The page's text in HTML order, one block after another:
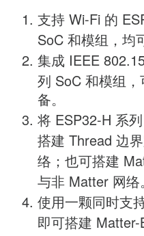
支持 Wi-Fi 的
SoC 和模组，均
集成 IEEE
列 SoC 和模组
备。
将 ESP32-H 系
搭建 Thread 边
络；也可搭建
与非 Matter 网络
使用一颗同时支
即可搭建